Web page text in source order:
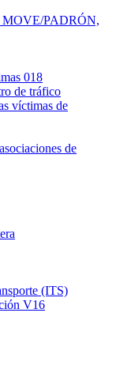
MOVE/PADRÓN,
018
de tráfico
víctimas de
de
(ITS)
V16